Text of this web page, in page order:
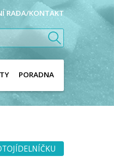
RADA/KONTAKT
PORADNA